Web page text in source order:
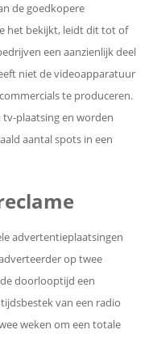
de goedkopere
het bekijkt, leidt dit tot of
een aanzienlijk deel
niet de videoapparatuur
te produceren.
plaatsing en worden
aantal spots in een
advertentieplaatsingen
op twee
doorlooptijd een
van een radio
weken om een ​​totale